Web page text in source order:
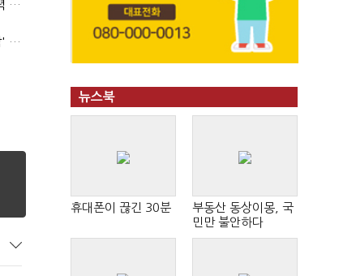
(폴리스라인)'순환근무 방침'에 경찰은 삭발…"베테랑·수사력 보강 먼저"
'신림동·서현역 칼부림' 뒤엔 기동순찰대…'장윤기 은폐·조작' 후엔 내부비리수사대
뉴스북
휴대폰이 끊긴 30분
부동산 동상이몽, 국
민만 불안하다